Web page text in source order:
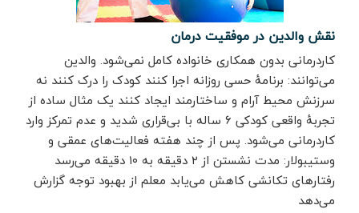
نقش والدین در موفقیت درمان
کاردرمانی بدون همکاری خانواده کامل نمی‌شود. والدین
می‌توانند: برنامهٔ حسی روزانه اجرا کنند کودک را درک کنند نه
سرزنش محیط آرام و ساختارمند ایجاد کنند یک مثال ساده از
تجربهٔ واقعی کودکی ۶ ساله با بی‌قراری شدید و عدم تمرکز وارد
کاردرمانی می‌شود. پس از چند هفته فعالیت‌های عمقی و
وستیبولار: مدت نشستن از ۲ دقیقه به ۱۰ دقیقه می‌رسد
رفتارهای تکانشی کاهش می‌یابد معلم از بهبود توجه گزارش
می‌دهد